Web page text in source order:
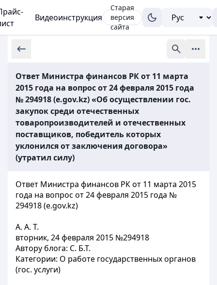
Видеоинструкция
Старая
версия
сайта
Ответ Министра финансов РК от 11 марта
2015 года на вопрос от 24 февраля 2015 года
№ 294918 (е.gov.kz) «Об осуществлении гос.
закупок среди отечественных
товаропроизводителей и отечественных
поставщиков, победитель которых
уклонился от заключения договора»
(утратил силу)
Ответ Министра финансов РК от 11 марта 2015
года на вопрос от 24 февраля 2015 года №
294918 (е.gov.kz)
А. А. Т.
вторник, 24 февраля 2015 №294918
Автору блога: С. Б.Т.
Категории: О работе государственных органов
(гос. услуги)